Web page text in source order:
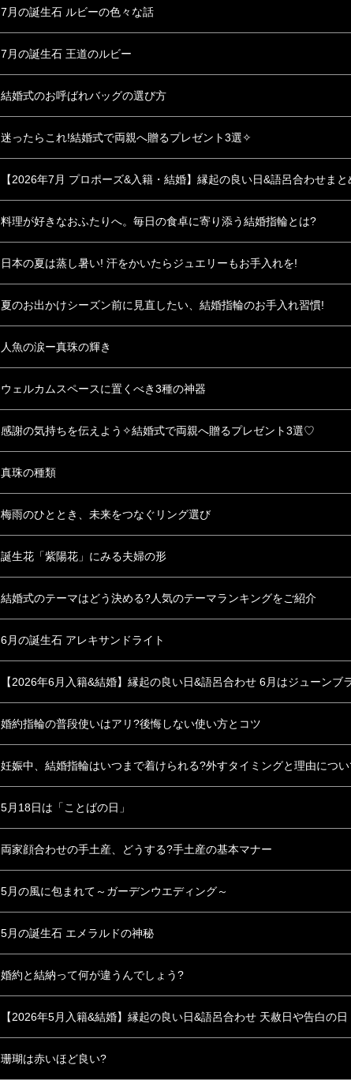
7月の誕生石 ルビーの色々な話
7月の誕生石 王道のルビー
結婚式のお呼ばれバッグの選び方
迷ったらこれ!結婚式で両親へ贈るプレゼント3選✧
【2026年7月 プロポーズ&入籍・結婚】縁起の良い日&語呂合わせま
料理が好きなおふたりへ。毎日の食卓に寄り添う結婚指輪とは?
日本の夏は蒸し暑い! 汗をかいたらジュエリーもお手入れを!
夏のお出かけシーズン前に見直したい、結婚指輪のお手入れ習慣!
人魚の涙ー真珠の輝き
ウェルカムスペースに置くべき3種の神器
感謝の気持ちを伝えよう✧結婚式で両親へ贈るプレゼント3選♡
真珠の種類
梅雨のひととき、未来をつなぐリング選び
誕生花「紫陽花」にみる夫婦の形
結婚式のテーマはどう決める?人気のテーマランキングをご紹介
6月の誕生石 アレキサンドライト
【2026年6月入籍&結婚】縁起の良い日&語呂合わせ 6月はジューンブ
婚約指輪の普段使いはアリ?後悔しない使い方とコツ
妊娠中、結婚指輪はいつまで着けられる?外すタイミングと理由につい
5月18日は「ことばの日」
両家顔合わせの手土産、どうする?手土産の基本マナー
5月の風に包まれて～ガーデンウエディング～
5月の誕生石 エメラルドの神秘
婚約と結納って何が違うんでしょう?
【2026年5月入籍&結婚】縁起の良い日&語呂合わせ 天赦日や告白の
珊瑚は赤いほど良い?